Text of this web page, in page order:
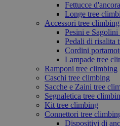
Fettucce
Longe tree
Accessori tree climbing
Pesini e
Pedali di risalita
Cordini
Lampade tree
Ramponi tree climbing
Caschi tree climbing
Sacche e Zaini tree
Segnaletica tree
Kit tree climbing
Connettori tree
Dispositivi di